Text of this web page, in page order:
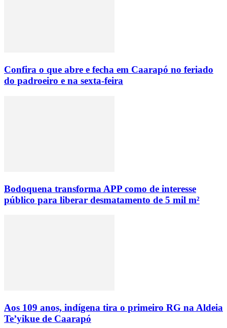
Confira o que abre e fecha em Caarapó no feriado
do padroeiro e na sexta-feira
Bodoquena transforma APP como de interesse
público para liberar desmatamento de 5 mil m²
Aos 109 anos, indígena tira o primeiro RG na Aldeia
Te’yikue de Caarapó